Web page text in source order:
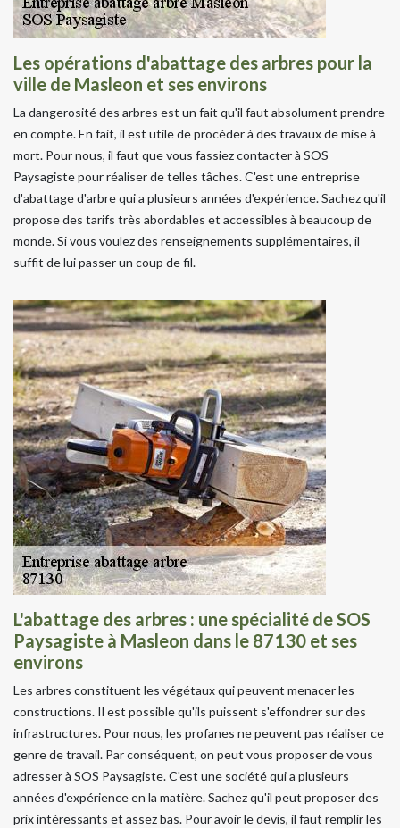
Les opérations d'abattage des arbres pour la
ville de Masleon et ses environs
La dangerosité des arbres est un fait qu'il faut absolument prendre
en compte. En fait, il est utile de procéder à des travaux de mise à
mort. Pour nous, il faut que vous fassiez contacter à SOS
Paysagiste pour réaliser de telles tâches. C'est une entreprise
d'abattage d'arbre qui a plusieurs années d'expérience. Sachez qu'il
propose des tarifs très abordables et accessibles à beaucoup de
monde. Si vous voulez des renseignements supplémentaires, il
suffit de lui passer un coup de fil.
L'abattage des arbres : une spécialité de SOS
Paysagiste à Masleon dans le 87130 et ses
environs
Les arbres constituent les végétaux qui peuvent menacer les
constructions. Il est possible qu'ils puissent s'effondrer sur des
infrastructures. Pour nous, les profanes ne peuvent pas réaliser ce
genre de travail. Par conséquent, on peut vous proposer de vous
adresser à SOS Paysagiste. C'est une société qui a plusieurs
années d'expérience en la matière. Sachez qu'il peut proposer des
prix intéressants et assez bas. Pour avoir le devis, il faut remplir les